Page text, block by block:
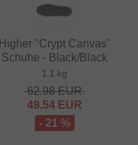
Higher "Crypt Canvas"
Schuhe - Black/Black
1.1 kg
62.98EUR
49.54EUR
- 21 %